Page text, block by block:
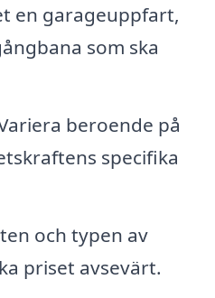
en garageuppfart,
som ska
beroende på
specifika
och typen av
priset avsevärt.